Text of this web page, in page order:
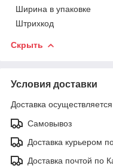
Ширина в упаковке
Штрихкод
Скрыть
Условия доставки
Доставка
Самовывоз
Доставка курьером
Доставка почтой по